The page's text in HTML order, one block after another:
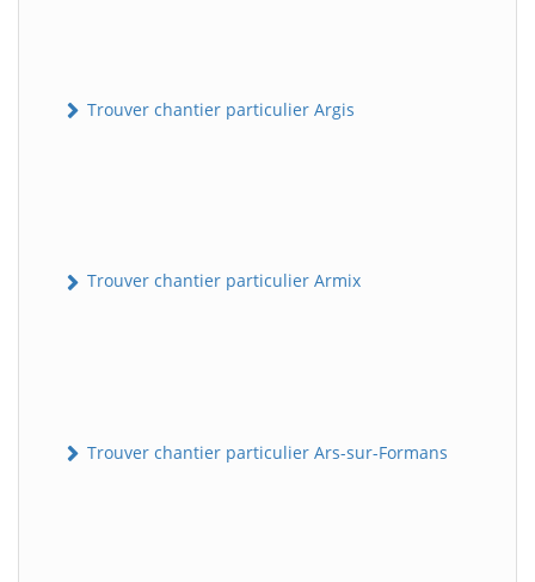
Trouver chantier particulier Argis
Trouver chantier particulier Armix
Trouver chantier particulier Ars-sur-Formans